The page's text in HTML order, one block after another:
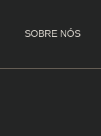
SOBRE NÓS